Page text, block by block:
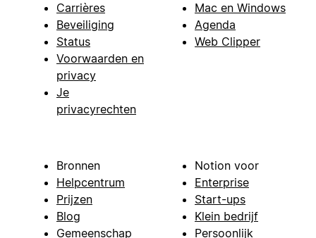
Carrières
Beveiliging
Status
Voorwaarden en
privacy
Je
privacyrechten
Mac en Windows
Agenda
Web Clipper
Bronnen
Helpcentrum
Prijzen
Blog
Gemeenschap
Notion voor
Enterprise
Start-ups
Klein bedrijf
Persoonlijk